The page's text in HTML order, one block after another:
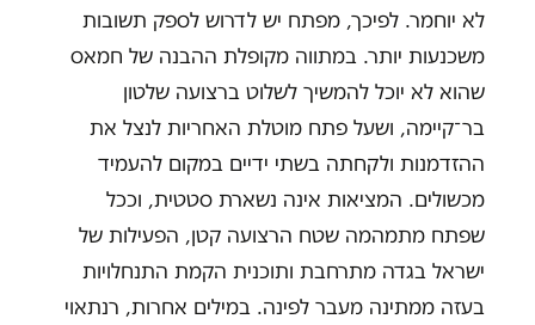
לא יוחמר. לפיכך, מפתח יש לדרוש לספק תשובות
משכנעות יותר. במתווה מקופלת ההבנה של חמאס
שהוא לא יוכל להמשיך לשלוט ברצועה שלטון
בר־קיימה, ושעל פתח מוטלת האחריות לנצל את
ההזדמנות ולקחתה בשתי ידיים במקום להעמיד
מכשולים. המציאות אינה נשארת סטטית, וככל
שפתח מתמהמה שטח הרצועה קטן, הפעילות של
ישראל בגדה מתרחבת ותוכנית הקמת התנחלויות
בעזה ממתינה מעבר לפינה. במילים אחרות, רנתאוי